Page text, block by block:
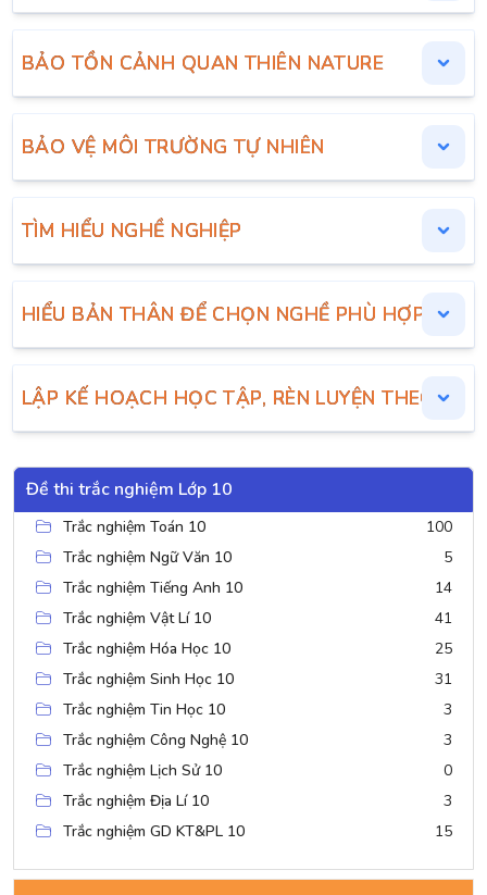
BẢO TỒN CẢNH QUAN THIÊN NATURE
BẢO VỆ MÔI TRƯỜNG TỰ NHIÊN
TÌM HIỂU NGHỀ NGHIỆP
HIỂU BẢN THÂN ĐỂ CHỌN NGHỀ PHÙ HỢP
LẬP KẾ HOẠCH HỌC TẬP, RÈN LUYỆN THEO
Đề thi trắc nghiệm Lớp 10
Trắc nghiệm Toán 10
100
Trắc nghiệm Ngữ Văn 10
5
Trắc nghiệm Tiếng Anh 10
14
Trắc nghiệm Vật Lí 10
41
Trắc nghiệm Hóa Học 10
25
Trắc nghiệm Sinh Học 10
31
Trắc nghiệm Tin Học 10
3
Trắc nghiệm Công Nghệ 10
3
Trắc nghiệm Lịch Sử 10
0
Trắc nghiệm Địa Lí 10
3
Trắc nghiệm GD KT&PL 10
15